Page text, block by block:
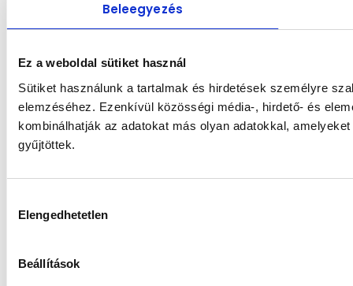
Beleegyezés
Ez a weboldal sütiket használ
Sütiket használunk a tartalmak és hirdetések személyre
elemzéséhez. Ezenkívül közösségi média-, hirdető- és
kombinálhatják az adatokat más olyan adatokkal,
gyűjtöttek.
kiválasztása
Elengedhetetlen
Beállítások